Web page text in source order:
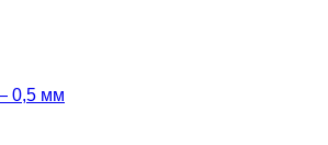
0,5 мм